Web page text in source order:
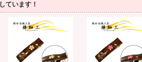
ています！